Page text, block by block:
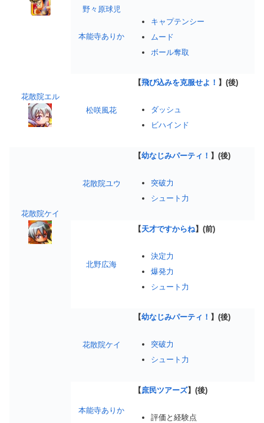
野々原球児
本能寺ありか
キャプテンシー
ムード
ボール奪取
花散院エル
松咲風花
【飛び込みを克服せよ！ 】(後)
ダッシュ
ビハインド
花散院ケイ
花散院ユウ
【幼なじみパーティ！ 】(後)
突破力
シュート力
北野広海
【天才ですからね】(前)
決定力
爆発力
シュート力
花散院ケイ
【幼なじみパーティ！ 】(後)
突破力
シュート力
本能寺ありか
【庶民ツアーズ】(後)
評価と経験点